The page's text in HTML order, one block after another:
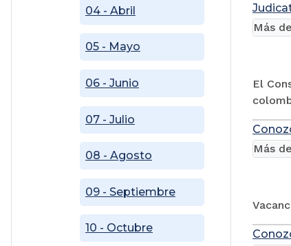
04 - Abril
05 - Mayo
06 - Junio
07 - Julio
08 - Agosto
09 - Septiembre
10 - Octubre
El
Más
Más